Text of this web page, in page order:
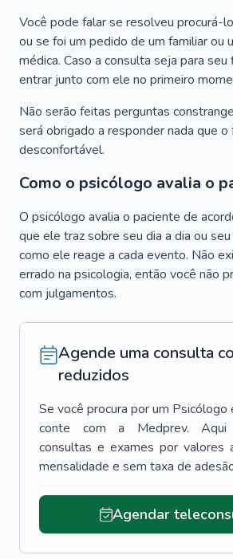
Você pode falar se resolveu procurá-
ou se foi um pedido de um familiar ou
médica. Caso a consulta seja para
entrar junto com ele no primeiro
Não serão feitas perguntas
será obrigado a responder nada que o
desconfortável.
Como o psicólogo avalia o
O psicólogo avalia o paciente de
que ele traz sobre seu dia a dia ou
como ele reage a cada evento. Não
errado na psicologia, então você não
com julgamentos.
Agende uma consulta
reduzidos
Se você procura por um Psicólogo
conte com a Medprev. Aqui
consultas e exames por valores
mensalidade e sem taxa de
Agendar